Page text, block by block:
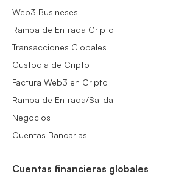
Web3 Busineses
Rampa de Entrada Cripto
Transacciones Globales
Custodia de Cripto
Factura Web3 en Cripto
Rampa de Entrada/Salida
Negocios
Cuentas Bancarias
Cuentas financieras globales